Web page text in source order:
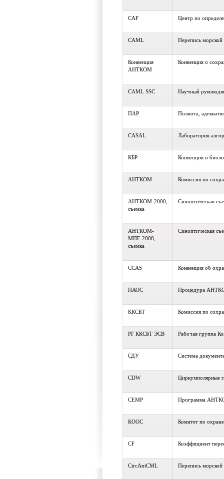
CAF Центр по
CAML Перепись
Конвенция
АНТКОМ
Конвенция о
CAML SSC Научный
ПАР Полнота,
CASAL Лаборатория
КБР Конвенция о
АНТКОМ Комиссия по
АНТКОМ-2000,
съемка
Синоптическая
АНТКОМ-
МПГ-2008,
съемка
Синоптическая
CCAS Конвенция об
ПАОС Процедура
ККСБТ Комиссия по
РГ ККСБТ ЭСВ Рабочая группа
СДУ Система
CDW Циркумполярные
CEMP Программа
КООС Комитет по
CF Коэффициент
CircAntCML Перепись